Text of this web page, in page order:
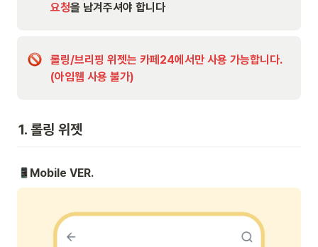
요청을 남겨주셔야 합니다
롤링/브리핑 위젯는 카페24에서만 사용 가능합니다.
(아임웹 사용 불가)
1. 롤링 위젯
Mobile VER.